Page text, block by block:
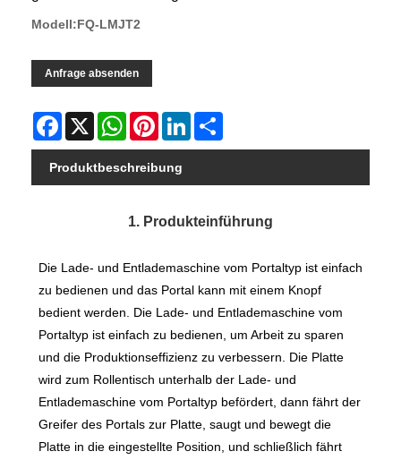
Modell:FQ-LMJT2
Anfrage absenden
Facebook
X WhatsAppPinterestLinkedIn
Produktbeschreibung
1. Produkteinführung
Die Lade- und Entlademaschine vom Portaltyp ist einfach
zu bedienen und das Portal kann mit einem Knopf
bedient werden. Die Lade- und Entlademaschine vom
Portaltyp ist einfach zu bedienen, um Arbeit zu sparen
und die Produktionseffizienz zu verbessern. Die Platte
wird zum Rollentisch unterhalb der Lade- und
Entlademaschine vom Portaltyp befördert, dann fährt der
Greifer des Portals zur Platte, saugt und bewegt die
Platte in die eingestellte Position, und schließlich fährt